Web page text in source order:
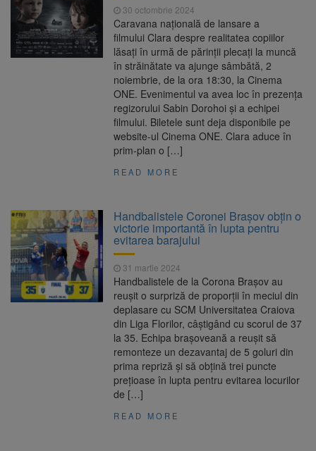
30 octombrie 2024
Caravana națională de lansare a
filmului Clara despre realitatea copiilor
lăsați în urmă de părinții plecați la muncă
în străinătate va ajunge sâmbătă, 2
noiembrie, de la ora 18:30, la Cinema
ONE. Evenimentul va avea loc în prezența
regizorului Sabin Dorohoi și a echipei
filmului. Biletele sunt deja disponibile pe
website-ul Cinema ONE. Clara aduce în
prim-plan o […]
READ MORE
Handbalistele Coronei Brașov obțin o
victorie importantă în lupta pentru
evitarea barajului
31 martie 2024
Handbalistele de la Corona Brașov au
reușit o surpriză de proporții în meciul din
deplasare cu SCM Universitatea Craiova
din Liga Florilor, câștigând cu scorul de 37
la 35. Echipa brașoveană a reușit să
remonteze un dezavantaj de 5 goluri din
prima repriză și să obțină trei puncte
prețioase în lupta pentru evitarea locurilor
de […]
READ MORE